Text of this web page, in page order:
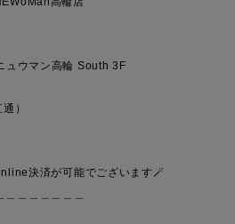
ュウマン高輪 South 3F
）
決済が可能でございます🪄